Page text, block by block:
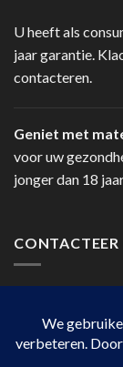
U heeft als
jaar garantie.
contacteren.
Geniet met
voor uw
jonger dan 18
CONTACTEER
Via contact op